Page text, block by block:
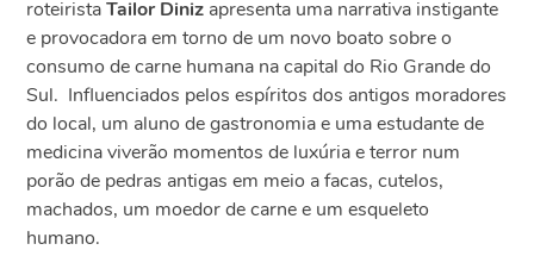
roteiristaTailor Diniz apresenta uma narrativa instigante
e provocadora em torno de um novo boato sobre o
consumo de carne humana na capital do Rio Grande do
Sul. Influenciados pelos espíritos dos antigos moradores
do local, um aluno de gastronomia e uma estudante de
medicina viverão momentos de luxúria e terror num
porão de pedras antigas em meio a facas, cutelos,
machados, um moedor de carne e um esqueleto
humano.